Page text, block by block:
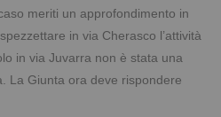
meriti un approfondimento in
in via Cherasco l’attività
in via Juvarra non è stata una
La Giunta ora deve rispondere